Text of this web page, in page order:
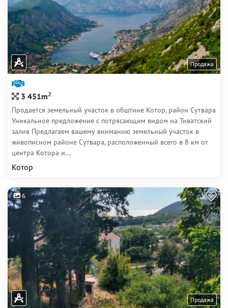
Продажа
3 451m2
Продается земельный участок в обштине Котор, район Сутвара
Уникальное предложение с потрясающим видом на Тиватский
залив Предлагаем вашему вниманию земельный участок в
живописном районе Сутвара, расположенный всего в 8 км от
центра Котора и...
Котор
6
Продажа